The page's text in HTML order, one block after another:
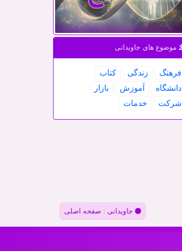
موضوع های جاویدانی
فرهنگ زندگی
كتاب
دانشگاه
آموزش
بازار
شركت
خدمات
جاویدانی : صفحه اصلی